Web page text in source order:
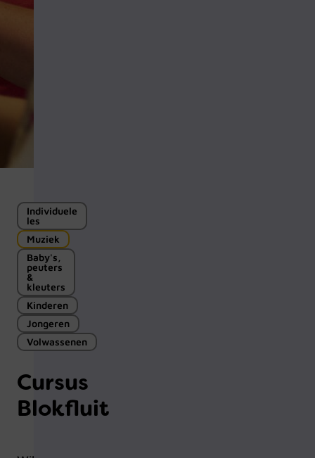
Individuele
les
Muziek
Baby's,
peuters
&
kleuters
Kinderen
Jongeren
Volwassenen
Cursus
Blokfluit